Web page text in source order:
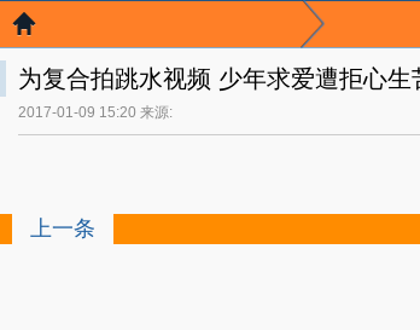
为复合拍跳水视频 少年求爱遭拒心
2017-01-09 15:20 来源:
上一条